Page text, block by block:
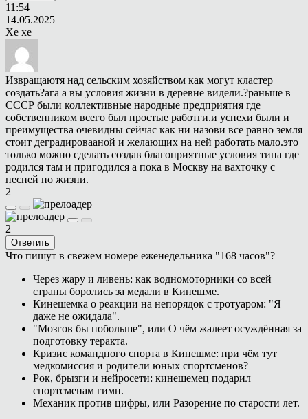
11:54
14.05.2025
Хе хе
Извращаютя над сельским хозяйством как могут кластер
создать?ага а вы условия жизни в деревне видели.?раньше в
СССР были коллективные народные предприятия где
собственником всего был простые работги.и успехи были и
преимущества очевидны сейчас как ни назови все равно земля
стоит деградировааной и желающих на ней работать мало.это
только можно сделать создав благоприятные условия типа где
родился там и пригодился а пока в Москву на вахточку с
песней по жизни.
2
2
Ответить
Что пишут в свежем номере еженедельника "168 часов"?
Через жару и ливень: как водномоторники со всей
страны боролись за медали в Кинешме.
Кинешемка о реакции на непорядок с тротуаром: "Я
даже не ожидала".
"Мозгов бы побольше", или О чём жалеет осуждённая за
подготовку теракта.
Кризис командного спорта в Кинешме: при чём тут
медкомиссия и родители юных спортсменов?
Рок, брызги и нейросети: кинешемец подарил
спортсменам гимн.
Механик против цифры, или Разорение по старости лет.